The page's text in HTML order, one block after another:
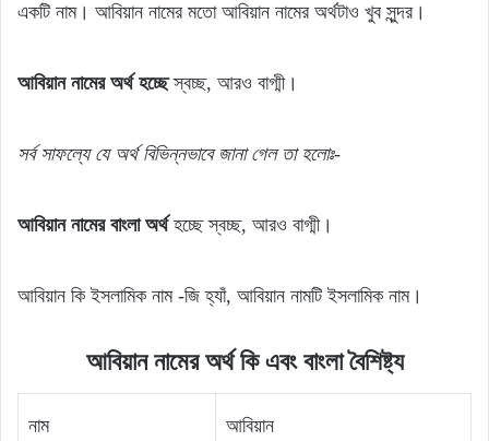
একটি নাম। আবিয়ান নামের মতো আবিয়ান নামের অর্থটাও খুব সুন্দর।
আবিয়ান নামের অর্থ হচ্ছেস্বচ্ছ, আরও বাগ্মী।
সর্ব সাফল্যে যে অর্থ বিভিন্নভাবে জানা গেল তা হলোঃ-
আবিয়ান নামের বাংলা অর্থহচ্ছে স্বচ্ছ, আরও বাগ্মী।
আবিয়ান কি ইসলামিক নাম -জি হ্যাঁ, আবিয়ান নামটি ইসলামিক নাম।
আবিয়ান নামের অর্থ কি এবং বাংলা বৈশিষ্ট্য
নাম আবিয়ান